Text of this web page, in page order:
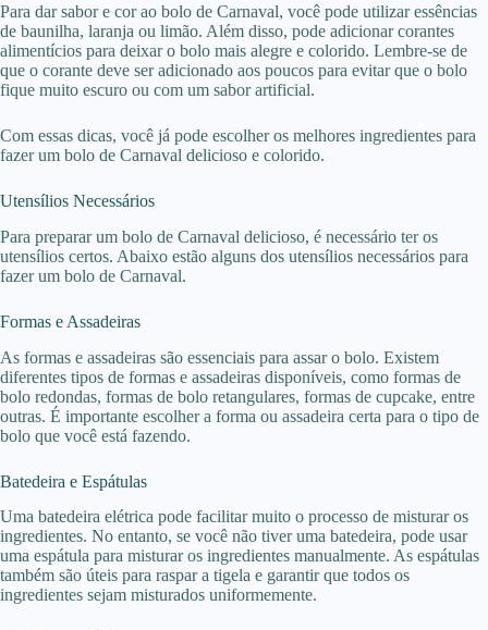
Para dar sabor e cor ao bolo de Carnaval, você pode utilizar essências
de baunilha, laranja ou limão. Além disso, pode adicionar corantes
alimentícios para deixar o bolo mais alegre e colorido. Lembre-se de
que o corante deve ser adicionado aos poucos para evitar que o bolo
fique muito escuro ou com um sabor artificial.
Com essas dicas, você já pode escolher os melhores ingredientes para
fazer um bolo de Carnaval delicioso e colorido.
Utensílios Necessários
Para preparar um bolo de Carnaval delicioso, é necessário ter os
utensílios certos. Abaixo estão alguns dos utensílios necessários para
fazer um bolo de Carnaval.
Formas e Assadeiras
As formas e assadeiras são essenciais para assar o bolo. Existem
diferentes tipos de formas e assadeiras disponíveis, como formas de
bolo redondas, formas de bolo retangulares, formas de cupcake, entre
outras. É importante escolher a forma ou assadeira certa para o tipo de
bolo que você está fazendo.
Batedeira e Espátulas
Uma batedeira elétrica pode facilitar muito o processo de misturar os
ingredientes. No entanto, se você não tiver uma batedeira, pode usar
uma espátula para misturar os ingredientes manualmente. As espátulas
também são úteis para raspar a tigela e garantir que todos os
ingredientes sejam misturados uniformemente.